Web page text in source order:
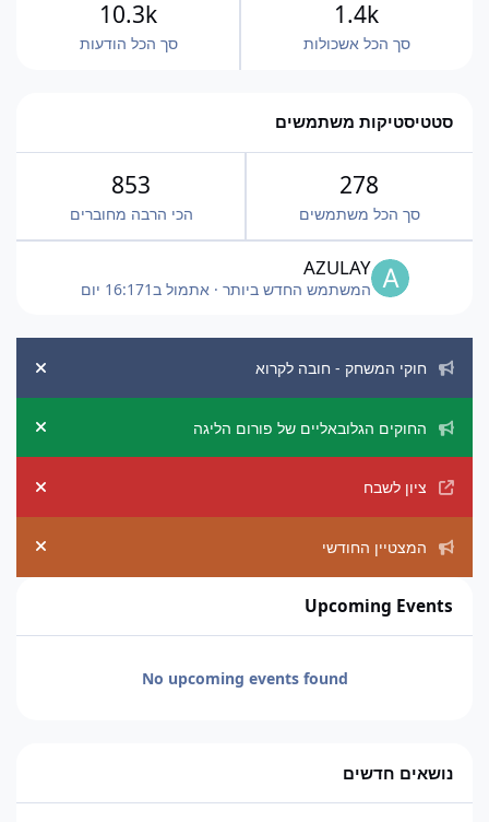
סך הכל אשכולות
1.4k
סך הכל הודעות
10.3k
סטטיסטיקות משתמשים
278
סך הכל משתמשים
853
הכי הרבה מחוברים
AZULAY
המשתמש החדש ביותר ·אתמול ב16:171 יום
חוקי המשחק - חובה לקרוא
החוקים הגלובאליים של פורום הליגה
ציון לשבח
המצטיין החודשי
Upcoming Events
No upcoming events found
נושאים חדשים